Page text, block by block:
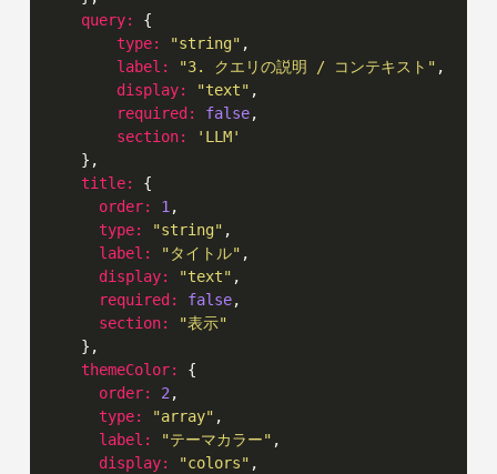
query:
{
type:
"string" ,
label:
"3. クエリの説明 / コンテキスト" ,
display:
"text" ,
required:
false,
section:
'LLM'
    },
title:
{
order:
1,
type:
"string" ,
label:
"タイトル" ,
display:
"text" ,
required:
false,
section:
"表示"
    },
themeColor:
{
order:
2,
type:
"array" ,
label:
"テーマカラー" ,
display:
"colors" ,